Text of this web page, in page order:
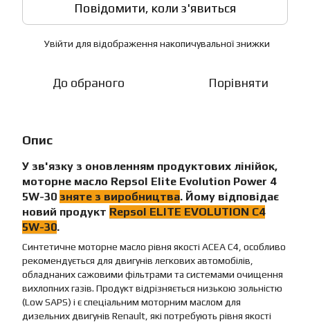
Повідомити, коли з'явиться
Увійти для відображення накопичувальної знижки
До обраного Порівняти
Опис
У зв'язку з оновленням продуктових лінійок,
моторне масло Repsol Elite Evolution Power 4
5W-30 зняте з виробництва. Йому відповідає
новий продукт Repsol ELITE EVOLUTION C4
5W-30.
Синтетичне моторне масло рівня якості ACEA C4, особливо
рекомендується для двигунів легкових автомобілів,
обладнаних сажовими фільтрами та системами очищення
вихлопних газів. Продукт відрізняється низькою зольністю
(Low SAPS) і є спеціальним моторним маслом для
дизельних двигунів Renault, які потребують рівня якості